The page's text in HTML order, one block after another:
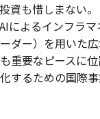
資も惜しまない
によるインフラ
ダー）を用いた
重要なピースに
するための国際